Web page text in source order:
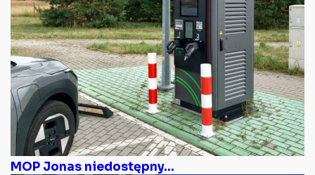
MOP Jonas niedostępny...